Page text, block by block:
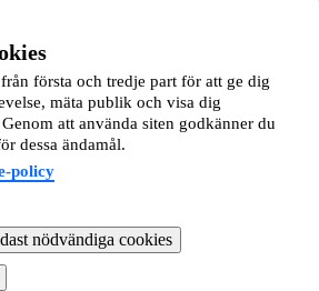
första och tredje part för att ge dig
mäta publik och visa dig
att använda siten godkänner du
dessa ändamål.
policy
nödvändiga cookies
Logga in